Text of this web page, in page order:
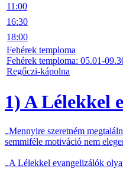
11:00
16:30
18:00
Fehérek temploma
Fehérek temploma: 05.01-
Regőczi-kápolna
1) A Lélekkel
„Mennyire szeretném
semmiféle motiváció nem
„A Lélekkel evangelizálók